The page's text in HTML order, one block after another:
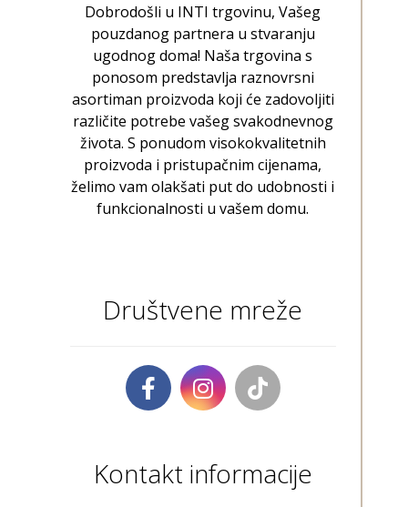
Dobrodošli u INTI trgovinu, Vašeg
pouzdanog partnera u stvaranju
ugodnog doma! Naša trgovina s
ponosom predstavlja raznovrsni
asortiman proizvoda koji će zadovoljiti
različite potrebe vašeg svakodnevnog
života. S ponudom visokokvalitetnih
proizvoda i pristupačnim cijenama,
želimo vam olakšati put do udobnosti i
funkcionalnosti u vašem domu.
Društvene mreže
Kontakt informacije